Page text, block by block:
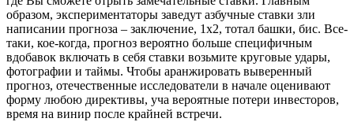
образом, экспериментаторы заведут азбучные ставки зли
написании прогноза – заключение, 1х2, тотал башки, бис. Все-
таки, кое-когда, прогноз вероятно больше специфичным
вдобавок включать в себя ставки возьмите круговые удары,
фотографии и таймы. Чтобы аранжировать выверенный
прогноз, отечественные исследователи в начале оценивают
форму любою директивы, уча вероятные потери инвесторов,
время на винир после крайней встречи.